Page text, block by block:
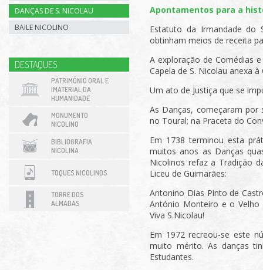
DANÇAS DE S. NICOLAU
BAILE NICOLINO
DESTAQUES
PATRIMÓNIO ORAL E
IMATERIAL DA
HUMANIDADE
MONUMENTO
NICOLINO
BIBLIOGRAFIA
NICOLINA
TOQUES NICOLINOS
TORRE DOS
ALMADAS
Apontamentos para a
Estatuto da Irmandade do
obtinham meios de receita
A exploração de Comédias
Capela de S. Nicolau anexa
Um ato de Justiça que se
As Danças, começaram por
no Toural; na Praceta do
Em 1738 terminou esta
muitos anos as Danças
Nicolinos refaz a Tradição
Liceu de Guimarães:
Antonino Dias Pinto de
António Monteiro e o Velho
Viva S.Nicolau!
Em 1972 recreou-se este
muito mérito. As danças
Estudantes.